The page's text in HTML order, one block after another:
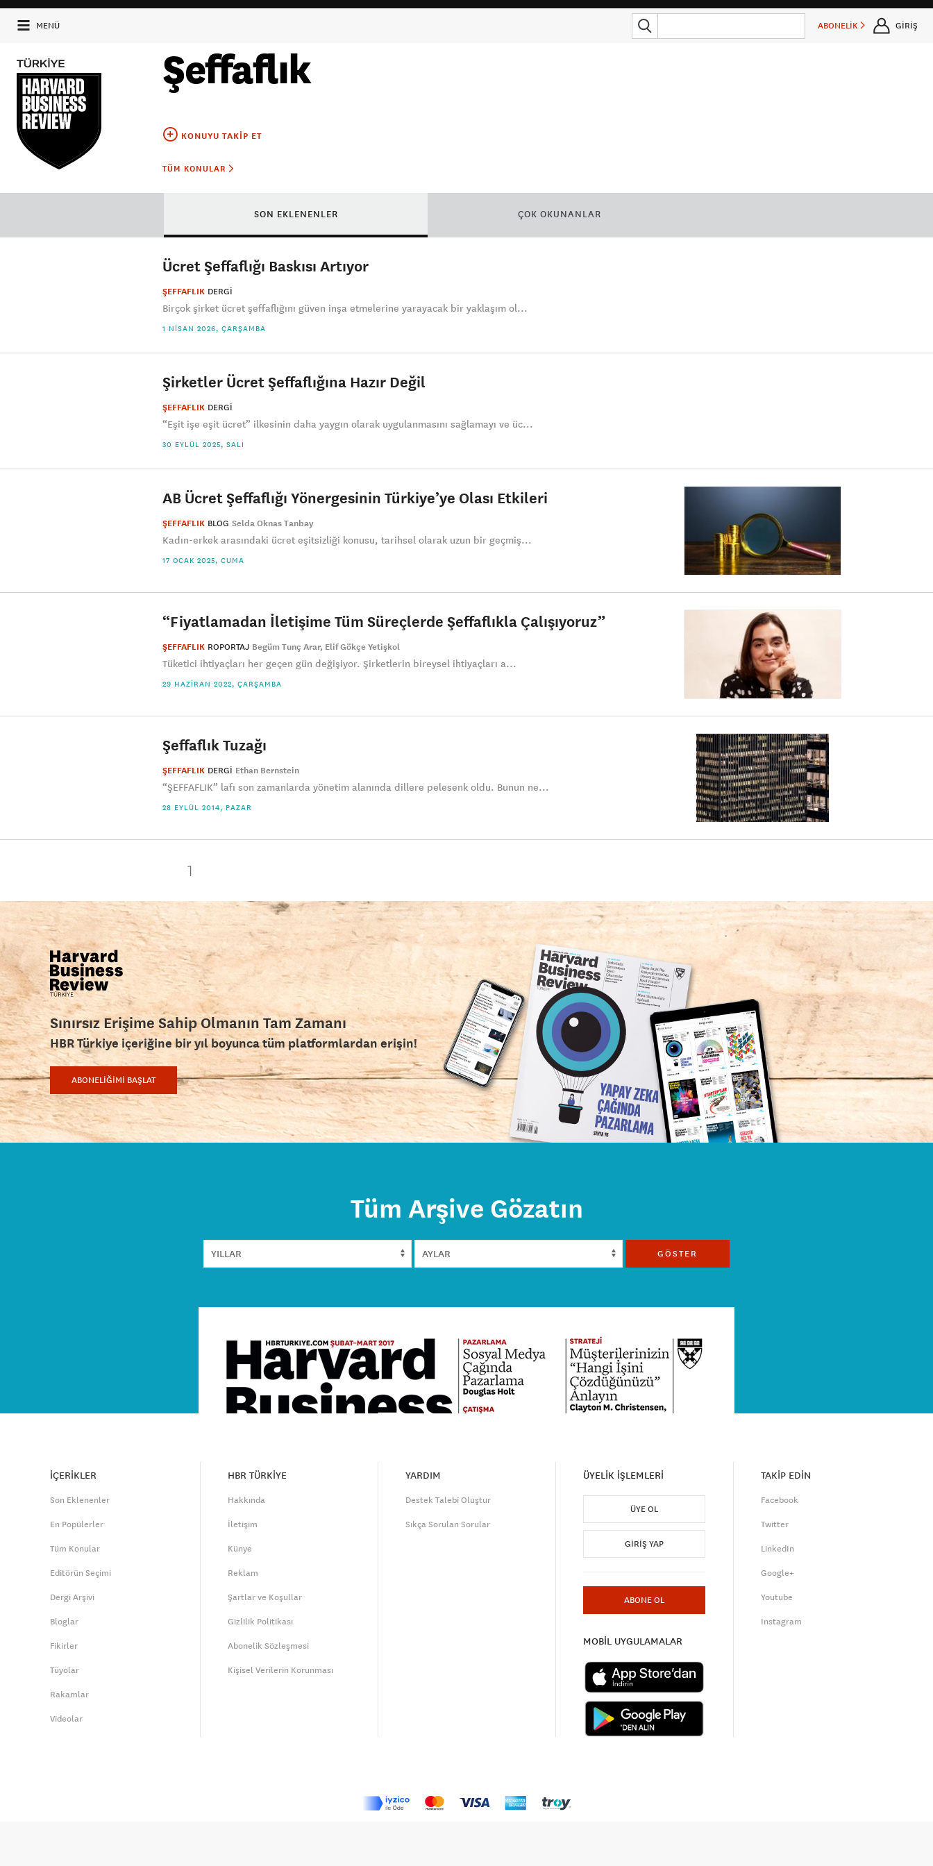
MENÜ ABONELİK GİRİŞ
Şeffaflık
KONUYU TAKIP ET
TÜM KONULAR
SON EKLENENLER ÇOK OKUNANLAR
Ücret Şeffaflığı Baskısı Artıyor
ŞEFFAFLIK DERGI
Birçok şirket ücret şeffaflığını güven inşa etmelerine yarayacak bir yaklaşım ol...
1 NISAN 2026, ÇARŞAMBA
Şirketler Ücret Şeffaflığına Hazır Değil
ŞEFFAFLIK DERGI
“Eşit işe eşit ücret” ilkesinin daha yaygın olarak uygulanmasını sağlamayı ve üc...
30 EYLÜL 2025, SALI
AB Ücret Şeffaflığı Yönergesinin Türkiye’ye Olası Etkileri
ŞEFFAFLIK BLOG Selda Oknas Tanbay
Kadın-erkek arasındaki ücret eşitsizliği konusu, tarihsel olarak uzun bir geçmiş...
17 OCAK 2025, CUMA
“Fiyatlamadan İletişime Tüm Süreçlerde Şeffaflıkla Çalışıyoruz”
ŞEFFAFLIK ROPORTAJ Begüm Tunç Arar Elif Gökçe Yetişkol
Tüketici ihtiyaçları her geçen gün değişiyor. Şirketlerin bireysel ihtiyaçları a...
29 HAZIRAN 2022, ÇARŞAMBA
Şeffaflık Tuzağı
ŞEFFAFLIK DERGI Ethan Bernstein
“ŞEFFAFLIK” lafı son zamanlarda yönetim alanında dillere pelesenk oldu. Bunun ne...
28 EYLÜL 2014, PAZAR
1
Sınırsız Erişime Sahip Olmanın Tam Zamanı
HBR Türkiye içeriğine bir yıl boyunca tüm platformlardan erişin!
ABONELİĞİMİ BAŞLAT
Tüm Arşive Gözatın
GÖSTER
İÇERİKLER
Son Eklenenler
En Popülerler
Tüm Konular
Editörün Seçimi
Dergi Arşivi
Bloglar
Fikirler
Tüyolar
Rakamlar
Videolar
HBR TÜRKİYE
Hakkında
İletişim
Künye
Reklam
Şartlar ve Koşullar
Gizlilik Politikası
Abonelik Sözleşmesi
Kişisel Verilerin Korunması
YARDIM
Destek Talebi Oluştur
Sıkça Sorulan Sorular
ÜYELİK İŞLEMLERİ
ÜYE OL
GIRIŞ YAP
ABONE OL
MOBİL UYGULAMALAR
TAKİP EDİN
Facebook
Twitter
LinkedIn
Google+
Youtube
Instagram